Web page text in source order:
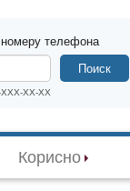
телефона
XX-XX
Поиск
Корисно